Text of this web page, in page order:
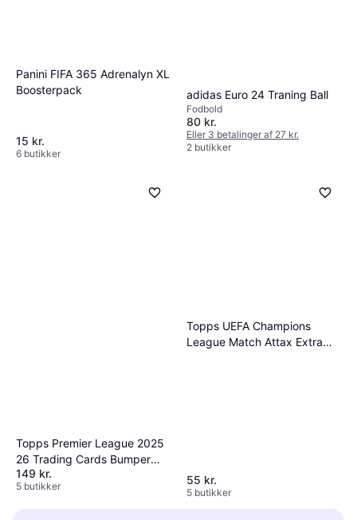
Panini FIFA 365 Adrenalyn XL
Boosterpack
15 kr.
6 butikker
adidas Euro 24 Traning Ball
Fodbold
80 kr.
Eller 3 betalinger af 27 kr.
2 butikker
Topps Premier League 2025
26 Trading Cards Bumper
Box
149 kr.
5 butikker
Topps UEFA Champions
League Match Attax Extra
55 kr.
5 butikker